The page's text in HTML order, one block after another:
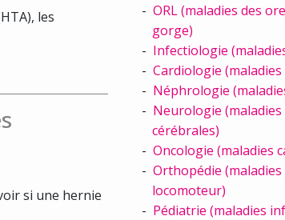
les
si une hernie
ORL (maladies des
gorge)
Infectiologie
Cardiologie
Néphrologie
Neurologie
cérébrales)
Oncologie (maladies
Orthopédie (maladies
locomoteur)
Pédiatrie (maladies